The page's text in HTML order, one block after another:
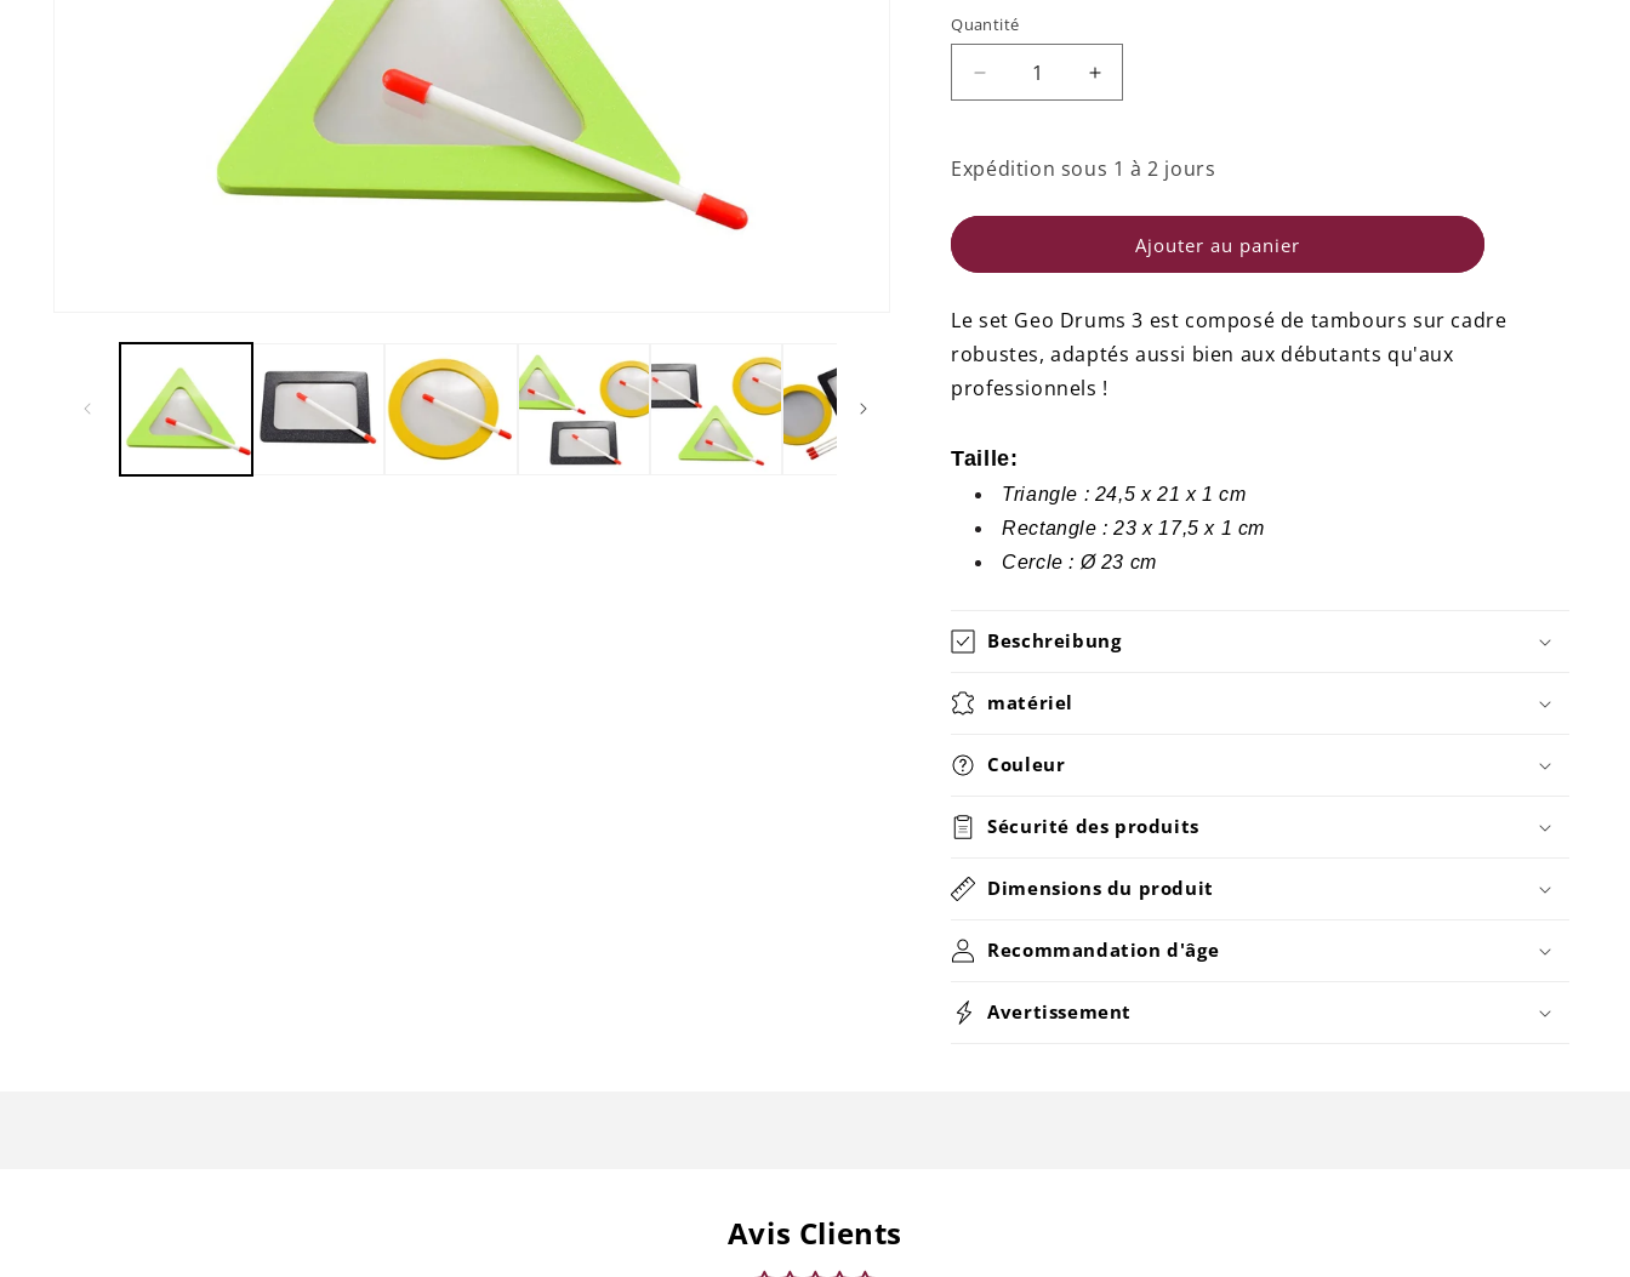
Quantité
Quantité
Réduire
la
de
-
Augmenter
la
de
GeoTrommel
-
Ensemble
Expédition sous 1 à 2 jours
Ajouter au panier
Le set Geo Drums 3 est composé de tambours sur cadre
robustes, adaptés aussi bien aux débutants qu'aux
professionnels !
Taille:
Triangle : 24,5 x 21 x 1 cm
Rectangle : 23 x 17,5 x 1 cm
Cercle : Ø 23 cm
Beschreibung
matériel
Couleur
Sécurité des produits
Dimensions du produit
Recommandation d'âge
Avertissement
Avis Clients